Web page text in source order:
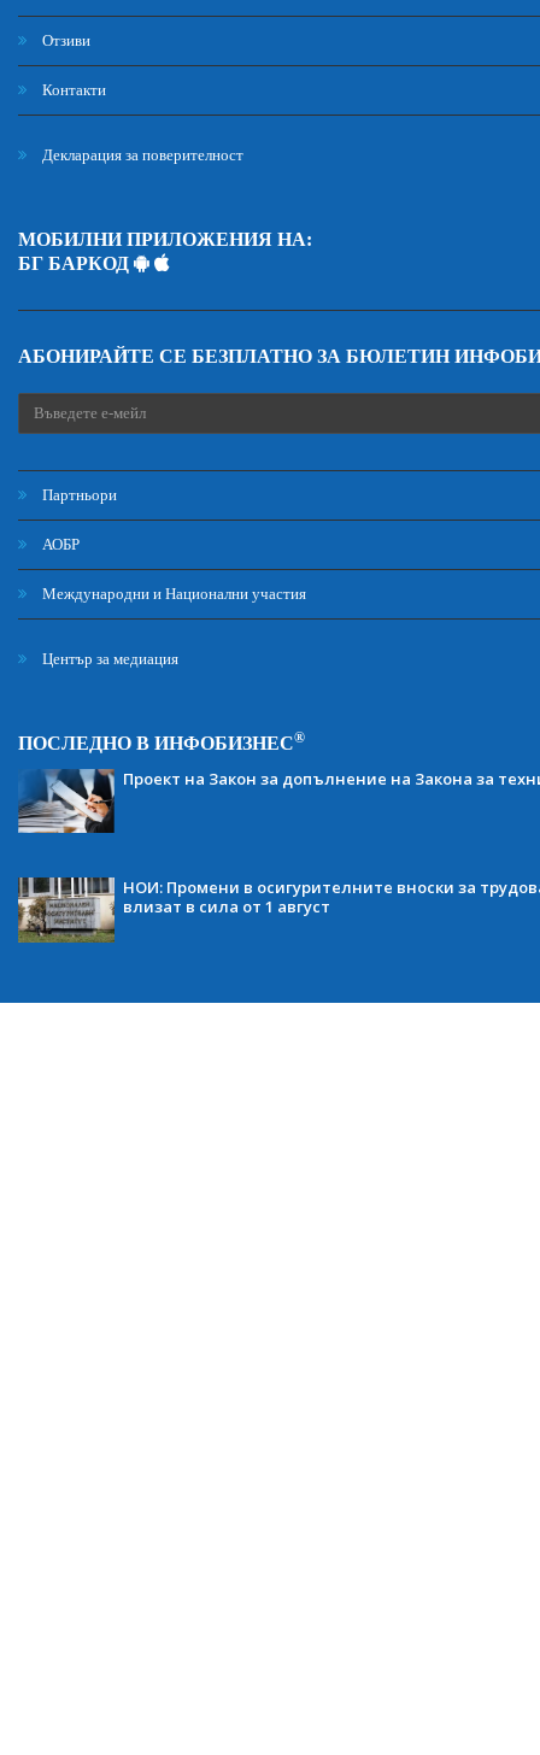
Отзиви
Контакти
Декларация за поверителност
МОБИЛНИ ПРИЛОЖЕНИЯ НА:
БГ БАРКОД
АБОНИРАЙТЕ СЕ БЕЗПЛАТНО ЗА БЮЛЕТИН
Партньори
АОБР
Международни и Национални участия
Център за медиация
ПОСЛЕДНО В ИНФОБИЗНЕС®
Проект на Закон за допълнение на Закона за
НОИ: Промени в осигурителните вноски за
влизат в сила от 1 август